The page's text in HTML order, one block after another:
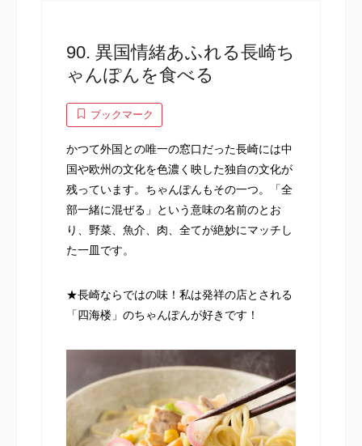
90. 異国情緒あふれる長崎ち
ゃんぽんを食べる
ブックマーク
かつて外国との唯一の窓口だった長崎には中
国や欧州の文化を色濃く映した独自の文化が
残っています。ちゃんぽんもその一つ。「全
部一緒に混ぜる」という意味の名前のとお
り、野菜、魚介、肉、全てが絶妙にマッチし
た一皿です。
★長崎ならではの味！私は発祥の店とされる
「四海楼」のちゃんぽんが好きです！